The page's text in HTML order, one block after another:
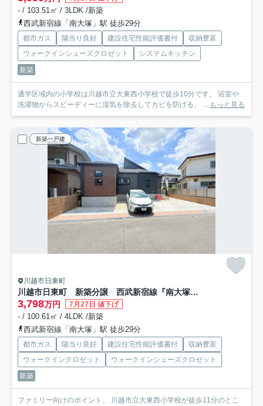
- / 103.51㎡ / 3LDK /新築
西武新宿線「南大塚」駅 徒歩29分
都市ガス 陽当り良好 建設住宅性能評価書付
収納豊富
ウォークインシューズクロゼット
システムキッチン
新築
通学区域内の小学校は川越市立大東西小学校で徒歩10分です。 浴室や
洗濯物からスピーディーに湿気を除去してカビを防げる、 ... もっと見る
新築一戸建
川越市日東町
川越市日東町 新築分譲 西武新宿線『南大塚駅』徒歩29分 【大東西小学区】
3,798万円 7月27日 値下げ
- / 100.61㎡ / 4LDK /新築
西武新宿線「南大塚」駅 徒歩29分
都市ガス 陽当り良好 建設住宅性能評価書付
収納豊富
ウォークインクロゼット
ウォークインシューズクロゼット
新築
ファミリー向けのポイント、 川越市立大東西小学校が徒歩11分のとこ